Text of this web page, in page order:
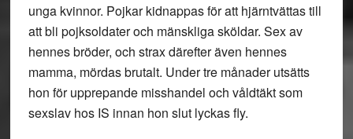
unga kvinnor. Pojkar kidnappas för att hjärntvättas till
att bli pojksoldater och mänskliga sköldar. Sex av
hennes bröder, och strax därefter även hennes
mamma, mördas brutalt. Under tre månader utsätts
hon för upprepande misshandel och våldtäkt som
sexslav hos IS innan hon slut lyckas fly.